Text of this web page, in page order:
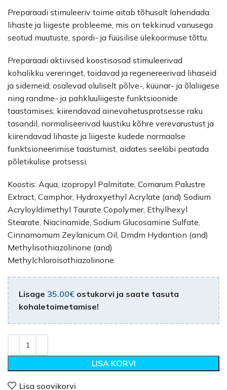
Preparaadi stimuleeriv toime aitab tõhusalt lahendada
lihaste ja liigeste probleeme, mis on tekkinud vanusega
seotud muutuste, spordi- ja füüsilise ülekoormuse tõttu.
Preparaadi aktiivsed koostisosad stimuleerivad
kohalikku vereringet, toidavad ja regenereerivad lihaseid
ja sidemeid; osalevad oluliselt põlve-, küünar- ja õlaliigese
ning randme- ja pahkluuliigeste funktsioonide
taastamises; kiirendavad ainevahetusprotsesse raku
tasandil, normaliseerivad luustiku kõhre verevarustust ja
kiirendavad lihaste ja liigeste kudede normaalse
funktsioneerimise taastumist, aidates seeläbi peatada
põletikulise protsessi.
Koostis: Aqua, izopropyl Palmitate, Comarum Palustre
Extract, Camphor, Hydroxyethyl Acrylate (and) Sodium
Acryloyldimethyl Taurate Copolymer, Ethylhexyl
Stearate, Niacinamide, Sodium Glucosamine Sulfate,
Cinnamomum Zeylanicum Oil, Dmdm Hydantion (and)
Methylisothiazolinone (and)
Methylchloroisothiazolinone.
Lisage 35.00€ ostukorvi ja saate tasuta
kohaletoimetamise!
LISA KORVI
Lisa soovikorvi